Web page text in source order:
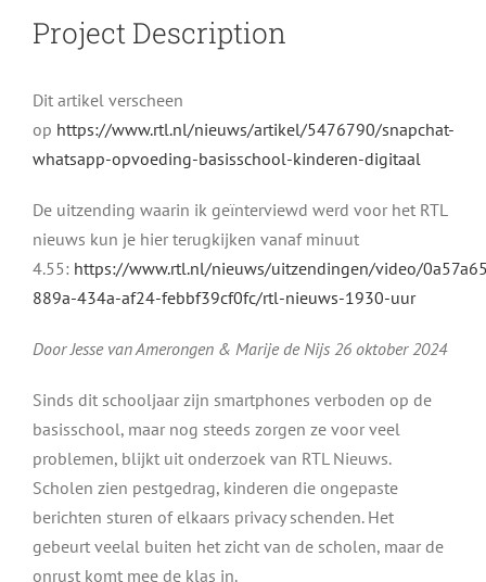
Project Description
Dit artikel verscheen
op https://www.rtl.nl/nieuws/artikel/5476790/snapchat-
whatsapp-opvoeding-basisschool-kinderen-digitaal
De uitzending waarin ik geïnterviewd werd voor het RTL
nieuws kun je hier terugkijken vanaf minuut
4.55: https://www.rtl.nl/nieuws/uitzendingen/video/
889a-434a-af24-febbf39cf0fc/rtl-nieuws-1930-uur
Door Jesse van Amerongen & Marije de Nijs 26 oktober 2024
Sinds dit schooljaar zijn smartphones verboden op de
basisschool, maar nog steeds zorgen ze voor veel
problemen, blijkt uit onderzoek van RTL Nieuws.
Scholen zien pestgedrag, kinderen die ongepaste
berichten sturen of elkaars privacy schenden. Het
gebeurt veelal buiten het zicht van de scholen, maar de
onrust komt mee de klas in.